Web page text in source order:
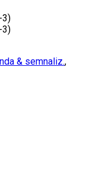
3)
3)
& semnaliz.,